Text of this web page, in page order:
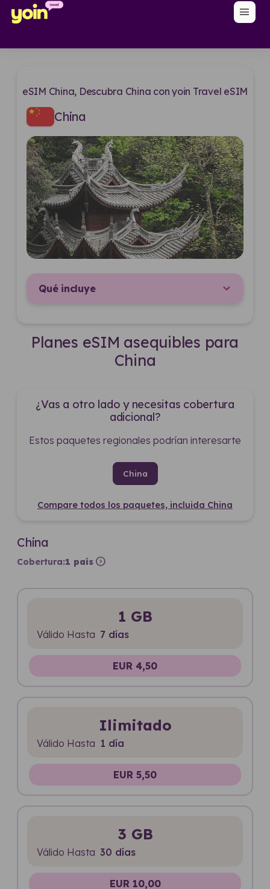
menu
eSIM China, Descubra China con yoin Travel eSIM
China
Qué incluye
Planes eSIM asequibles para
China
¿Vas a otro lado y necesitas cobertura
adicional?
Estos paquetes regionales podrían interesarte
China
Compare todos los paquetes, incluida China
China
Cobertura:1 país expand_circle_right
1 GB
Válido Hasta 7 días
EUR 4,50
Ilimitado
Válido Hasta 1 día
EUR 5,50
3 GB
Válido Hasta 30 días
EUR 10,00